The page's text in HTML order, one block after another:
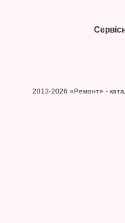
2013-2026 «Ремонт» -